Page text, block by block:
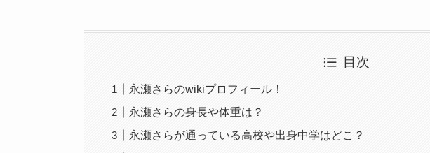
目次
永瀬さらのwikiプロフィール！
永瀬さらの身長や体重は？
永瀬さらが通っている高校や出身中学はどこ？